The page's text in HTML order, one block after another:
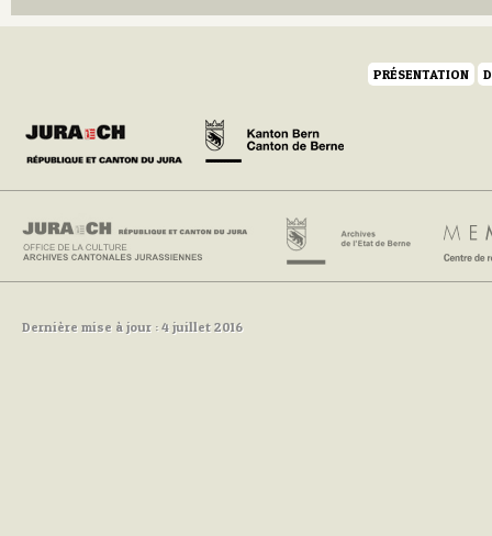
PRÉSENTATION
Dernière mise à jour : 4 juillet 2016